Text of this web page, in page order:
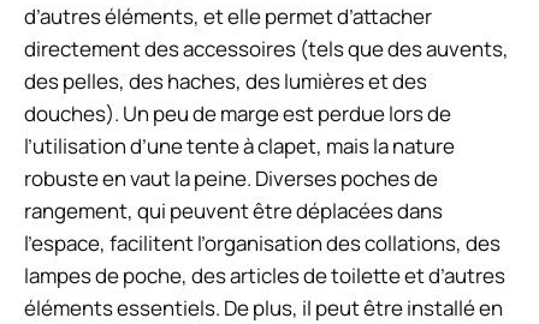
d’autres éléments, et elle permet d’attacher
directement des accessoires (tels que des auvents,
des pelles, des haches, des lumières et des
douches). Un peu de marge est perdue lors de
l’utilisation d’une tente à clapet, mais la nature
robuste en vaut la peine. Diverses poches de
rangement, qui peuvent être déplacées dans
l’espace, facilitent l’organisation des collations, des
lampes de poche, des articles de toilette et d’autres
éléments essentiels. De plus, il peut être installé en